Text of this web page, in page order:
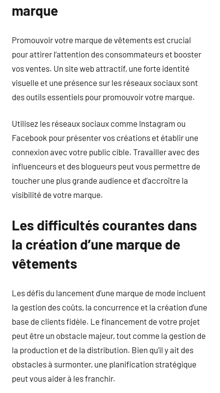
marque
Promouvoir votre marque de vêtements est crucial
pour attirer l’attention des consommateurs et booster
vos ventes. Un site web attractif, une forte identité
visuelle et une présence sur les réseaux sociaux sont
des outils essentiels pour promouvoir votre marque.
Utilisez les réseaux sociaux comme Instagram ou
Facebook pour présenter vos créations et établir une
connexion avec votre public cible. Travailler avec des
influenceurs et des blogueurs peut vous permettre de
toucher une plus grande audience et d’accroître la
visibilité de votre marque.
Les difficultés courantes dans
la création d’une marque de
vêtements
Les défis du lancement d’une marque de mode incluent
la gestion des coûts, la concurrence et la création d’une
base de clients fidèle. Le financement de votre projet
peut être un obstacle majeur, tout comme la gestion de
la production et de la distribution. Bien qu’il y ait des
obstacles à surmonter, une planification stratégique
peut vous aider à les franchir.